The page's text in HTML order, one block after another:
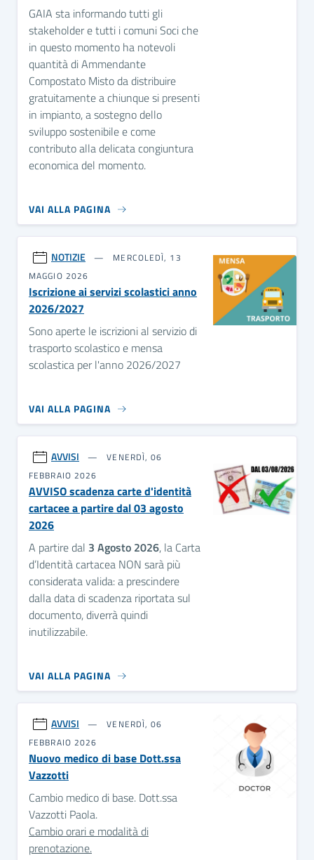
GAIA sta informando tutti gli
stakeholder e tutti i comuni Soci che
in questo momento ha notevoli
quantità di Ammendante
Compostato Misto da distribuire
gratuitamente a chiunque si presenti
in impianto, a sostegno dello
sviluppo sostenibile e come
contributo alla delicata congiuntura
economica del momento.
VAI ALLA PAGINA
NOTIZIE
MERCOLEDÌ, 13
MAGGIO 2026
Iscrizione ai servizi scolastici anno
2026/2027
Sono aperte le iscrizioni al servizio di
trasporto scolastico e mensa
scolastica per l'anno 2026/2027
VAI ALLA PAGINA
AVVISI
VENERDÌ, 06
FEBBRAIO 2026
AVVISO scadenza carte d'identità
cartacee a partire dal 03 agosto
2026
A partire dal 3 Agosto 2026, la Carta
d’Identità cartacea NON sarà più
considerata valida: a prescindere
dalla data di scadenza riportata sul
documento, diverrà quindi
inutilizzabile.
VAI ALLA PAGINA
AVVISI
VENERDÌ, 06
FEBBRAIO 2026
Nuovo medico di base Dott.ssa
Vazzotti
Cambio medico di base. Dott.ssa
Vazzotti Paola.
Cambio orari e modalità di
prenotazione.